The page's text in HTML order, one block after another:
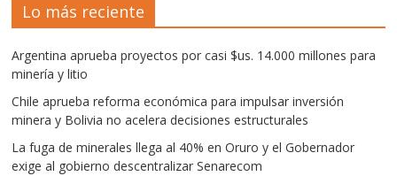
Lo más reciente
Argentina aprueba proyectos por casi $us. 14.000 millones para
minería y litio
Chile aprueba reforma económica para impulsar inversión
minera y Bolivia no acelera decisiones estructurales
La fuga de minerales llega al 40% en Oruro y el Gobernador
exige al gobierno descentralizar Senarecom